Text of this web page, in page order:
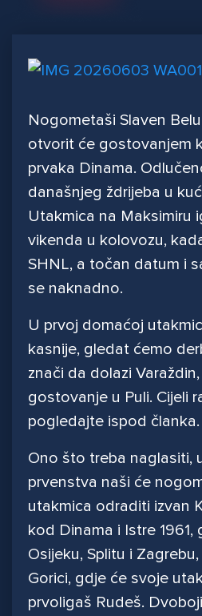
Nogometaši Slaven
otvorit će gostovanjem
prvaka Dinama.
današnjeg ždrijeba u
Utakmica na Maksimiru
vikenda u kolovozu,
SHNL, a točan datum i
se naknadno.
U prvoj domaćoj
kasnije, gledat ćemo
znači da dolazi
gostovanje u Puli. Cijeli
pogledajte ispod članka.
Ono što treba naglasiti,
prvenstva naši će
utakmica odraditi izvan
kod Dinama i Istre
Osijeku, Splitu i
Gorici, gdje će svoje
prvoligaš Rudeš.